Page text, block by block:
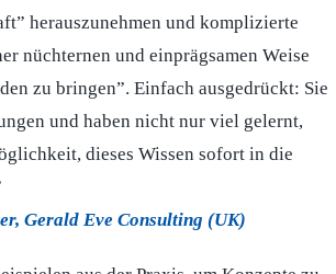
herauszunehmen und komplizierte
nüchternen und einprägsamen Weise
zu bringen”. Einfach ausgedrückt: Sie
und haben nicht nur viel gelernt,
dieses Wissen sofort in die
Gerald Eve Consulting (UK)